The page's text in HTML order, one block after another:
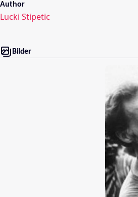
Author
Lucki Stipetic
Bilder